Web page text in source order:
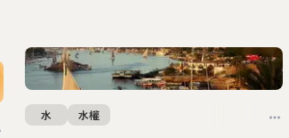
水 水權